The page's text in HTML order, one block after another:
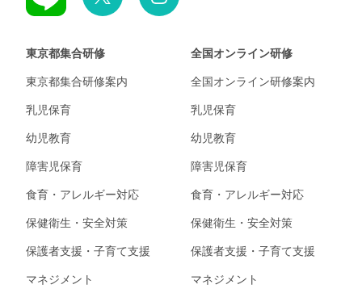
東京都集合研修
東京都集合研修案内
乳児保育
幼児教育
障害児保育
食育・アレルギー対応
保健衛生・安全対策
保護者支援・子育て支援
マネジメント
全国オンライン研修
全国オンライン研修案内
乳児保育
幼児教育
障害児保育
食育・アレルギー対応
保健衛生・安全対策
保護者支援・子育て支援
マネジメント